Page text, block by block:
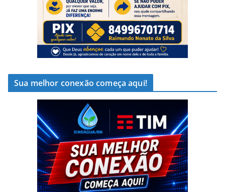
Sua melhor conexão começa aqui!